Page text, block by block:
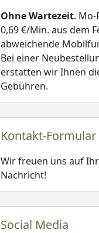
Ohne Wartezeit. Mo-
0,69 €/Min. aus dem
abweichende
Bei einer
erstatten wir Ihnen
Gebühren.
Kontakt-Formular
Wir freuen uns auf
Nachricht!
Social Media